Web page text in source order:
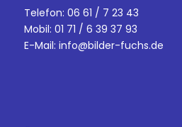
Telefon: 06 61 / 7 23 43
Mobil: 01 71 / 6 39 37 93
E-Mail: info@bilder-fuchs.de